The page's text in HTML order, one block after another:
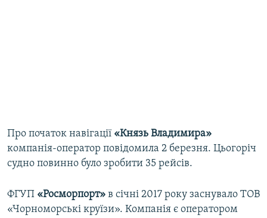
Про початок навігації «Князь Владимира»
компанія-оператор повідомила 2 березня. Цьогоріч
судно повинно було зробити 35 рейсів.
ФГУП «Росморпорт» в січні 2017 року заснувало ТОВ
«Чорноморські круїзи». Компанія є оператором